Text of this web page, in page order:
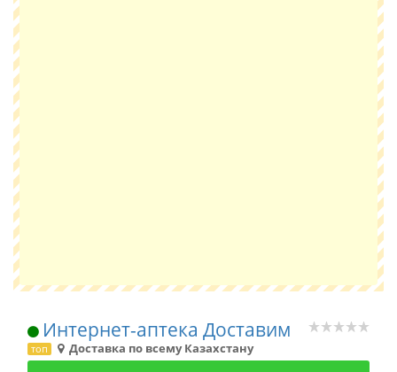
Интернет-аптека Доставим
топ Доставка по всему Казахстану